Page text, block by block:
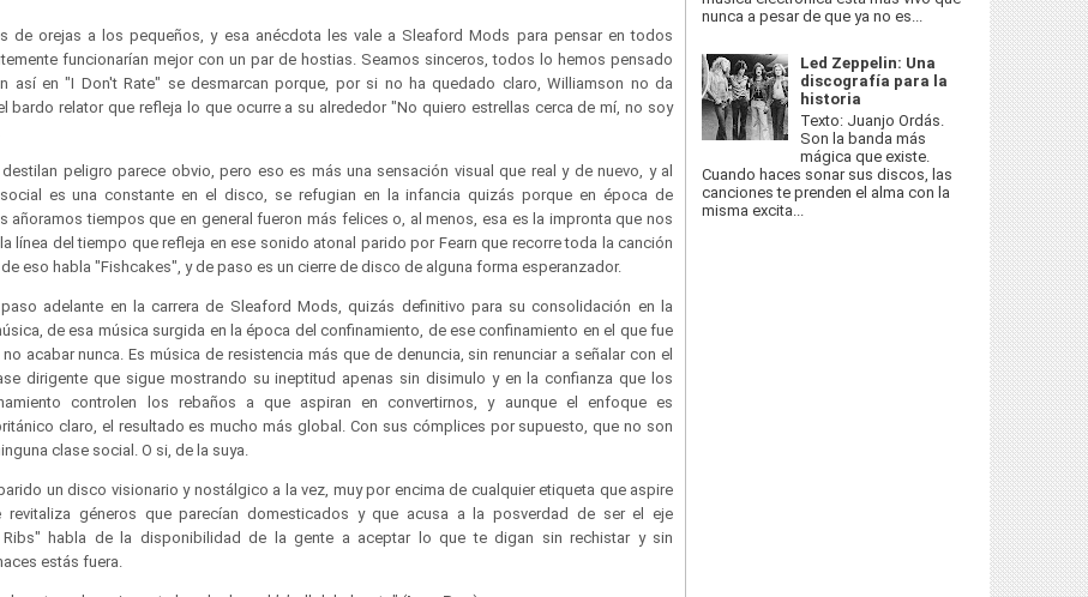
de orejas a los pequeños, y esa anécdota les vale a Sleaford Mods para pensar en todos
funcionarían mejor con un par de hostias. Seamos sinceros, todos lo hemos pensado
así en "I Don't Rate" se desmarcan porque, por si no ha quedado claro, Williamson no da
bardo relator que refleja lo que ocurre a su alrededor "No quiero estrellas cerca de mí, no soy
peligro parece obvio, pero eso es más una sensación visual que real y de nuevo, y al
es una constante en el disco, se refugian en la infancia quizás porque en época de
añoramos tiempos que en general fueron más felices o, al menos, esa es la impronta que nos
línea del tiempo que refleja en ese sonido atonal parido por Fearn que recorre toda la canción
eso habla "Fishcakes", y de paso es un cierre de disco de alguna forma esperanzador.
adelante en la carrera de Sleaford Mods, quizás definitivo para su consolidación en la
de esa música surgida en la época del confinamiento, de ese confinamiento en el que fue
acabar nunca. Es música de resistencia más que de denuncia, sin renunciar a señalar con el
dirigente que sigue mostrando su ineptitud apenas sin disimulo y en la confianza que los
controlen los rebaños a que aspiran en convertirnos, y aunque el enfoque es
claro, el resultado es mucho más global. Con sus cómplices por supuesto, que no son
clase social. O si, de la suya.
un disco visionario y nostálgico a la vez, muy por encima de cualquier etiqueta que aspire
revitaliza géneros que parecían domesticados y que acusa a la posverdad de ser el eje
Ribs" habla de la disponibilidad de la gente a aceptar lo que te digan sin rechistar y sin
estás fuera.
nunca a pesar de que ya no es...
Led Zeppelin: Una
discografía para la
historia
Texto: Juanjo Ordás.
Son la banda más
mágica que existe.
Cuando haces sonar sus discos, las
canciones te prenden el alma con la
misma excita...